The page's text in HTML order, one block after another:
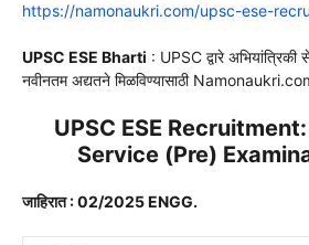
https://namonaukri.com/upsc-ese-
UPSC ESE Bharti : UPSC द्वारे अभियांत्रिकी
नवीनतम अद्यतने मिळविण्यासाठी
UPSC ESE
Service (Pre)
जाहिरात : 02/2025 ENGG.